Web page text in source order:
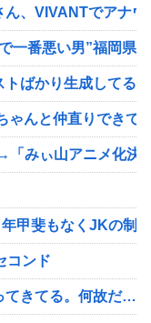
ん、VIVANTでアナ
一番悪い男”福岡
トばかり生成してる
ゃんと仲直りできて
「みぃ山アニメ化決
年甲斐もなくJKの制
コンド
きてる。何故だ…」